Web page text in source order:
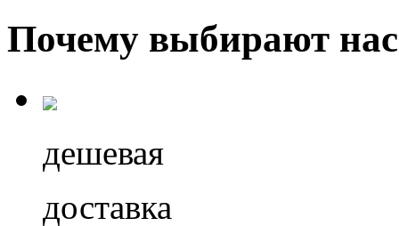
Почему выбирают нас
дешевая
доставка